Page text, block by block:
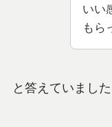
いい
もら
と答えていました